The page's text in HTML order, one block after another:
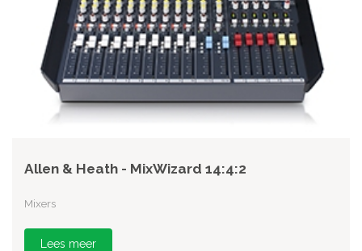
Allen & Heath - MixWizard 14:4:2
Mixers
Lees meer